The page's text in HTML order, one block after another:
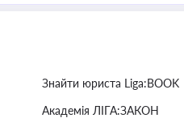
Знайти юриста Liga:BOOK
Академія ЛІГА:ЗАКОН